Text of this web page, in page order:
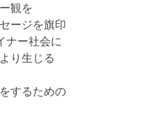
観を
ージを旗印
ナー社会に
り生じる
するための